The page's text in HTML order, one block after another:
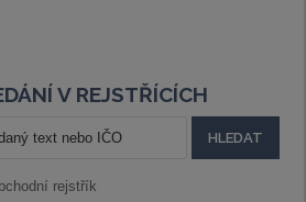
V REJSTŘÍCÍCH
rejstřík